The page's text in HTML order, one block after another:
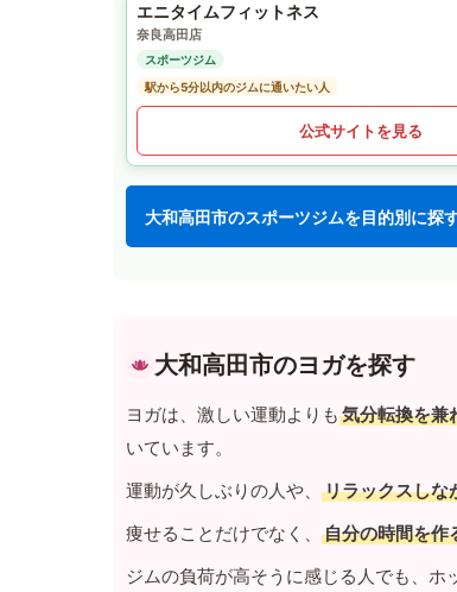
エニタイムフィットネス
奈良高田店
スポーツジム
駅から5分以内のジムに通いたい人
公式サイトを見る
大和高田市のスポーツジムを目的別に探
大和高田市のヨガを探す
ヨガは、激しい運動よりも 気分転換を兼
いています。
運動が久しぶりの人や、
リラックスしな
痩せることだけでなく、
自分の時間を作
ジムの負荷が高そうに感じる人でも、ホ